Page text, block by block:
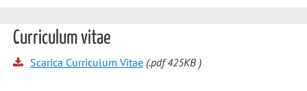
Curriculum vitae
Scarica Curriculum Vitae(.pdf 425KB )